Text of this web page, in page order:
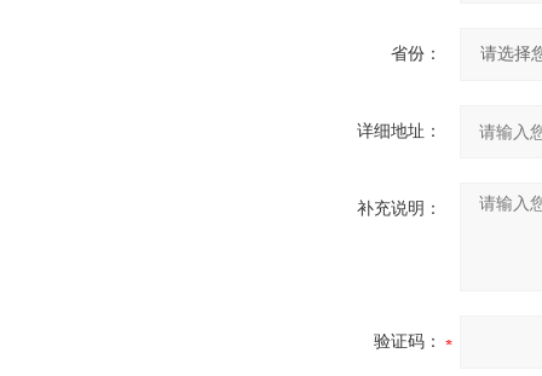
省份：
详细地址：
补充说明：
验证码：